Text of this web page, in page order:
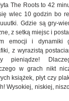
The Roots to 42
wlec 10 godzin bo
Gdzie są gry-
z setką miejsc i
emocji i dynamiki
z wyrazistą
pieniądze!
w grach nikt
książek, płyt czy
Wysokiej, niskiej,